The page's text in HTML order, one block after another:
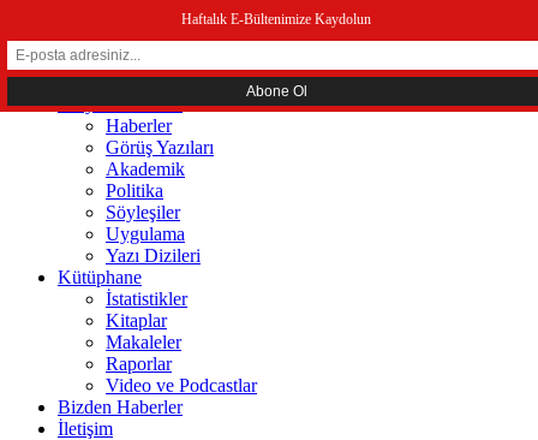
Ana Sayfa
Hakkında
Sosyal Ekonomi
Haberler
Görüş Yazıları
Akademik
Politika
Söyleşiler
Uygulama
Yazı Dizileri
Kütüphane
İstatistikler
Kitaplar
Makaleler
Raporlar
Video ve Podcastlar
Bizden Haberler
İletişim
Haftalık E-Bültenimize Kaydolun